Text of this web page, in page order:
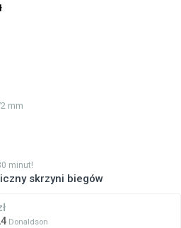
mm
minut!
skrzyni biegów
Donaldson